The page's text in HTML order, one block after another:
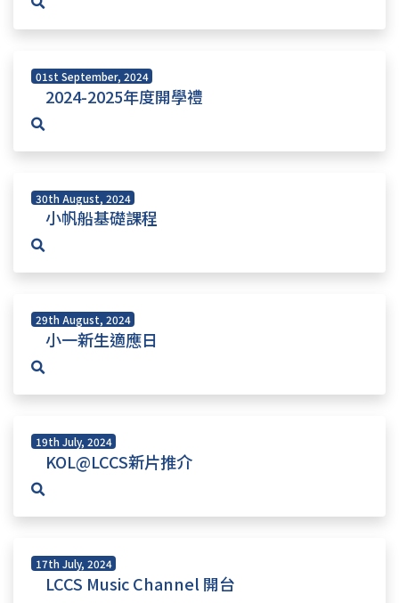
01st September, 2024
2024-2025年度開學禮
30th August, 2024
小帆船基礎課程
29th August, 2024
小一新生適應日
19th July, 2024
KOL@LCCS新片推介
17th July, 2024
LCCS Music Channel 開台